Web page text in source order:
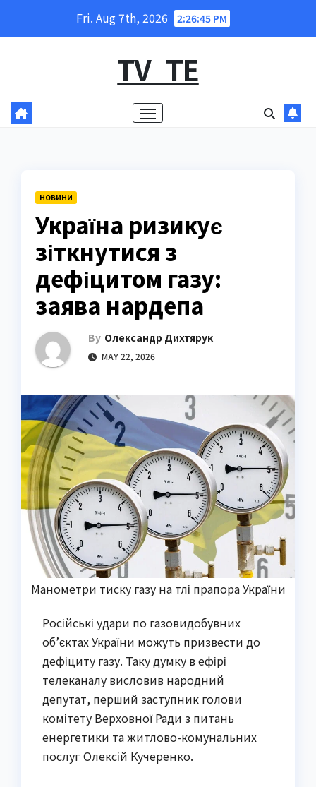
Fri. Aug 7th, 2026 2:26:46 PM
TV_TE
НОВИНИ
Україна ризикує
зіткнутися з
дефіцитом газу:
заява нардепа
By Олександр Дихтярук
MAY 22, 2026
Манометри тиску газу на тлі прапора України
Російські удари по газовидобувних
об’єктах України можуть призвести до
дефіциту газу. Таку думку в ефірі
телеканалу висловив народний
депутат, перший заступник голови
комітету Верховної Ради з питань
енергетики та житлово-комунальних
послуг Олексій Кучеренко.